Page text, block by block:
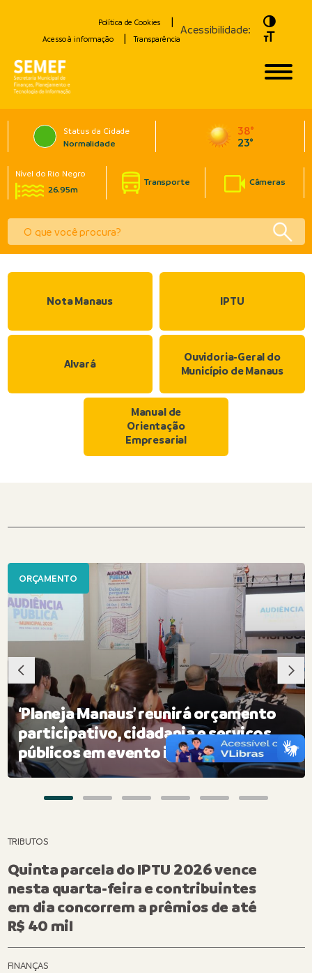
Política de Cookies
Acesso à informação
Transparência
Acessibilidade:
Toggle
Toggle
Status da Cidade
Normalidade
38°
23°
Nível do Rio Negro
26.95m
Transporte Câmeras
Nota Manaus IPTU
Alvará
Ouvidoria-Geral do
Município de Manaus
Manual de
Orientação
Empresarial
ORÇAMENTO
‘Planeja Manaus’ reunirá orçamento
participativo, cidadania e serviços
públicos em evento inédito na capital
TRIBUTOS
Quinta parcela do IPTU 2026 vence
nesta quarta-feira e contribuintes
em dia concorrem a prêmios de até
R$ 40 mil
FINANÇAS